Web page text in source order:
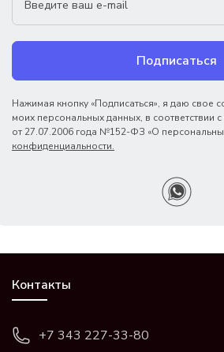
Подписаться
Нажимая кнопку «Подписаться», я даю свое
моих персональных данных, в соответствии
от 27.07.2006 года №152-ФЗ «О
конфиденциальности.
Контакты
+7 343 227-33-80